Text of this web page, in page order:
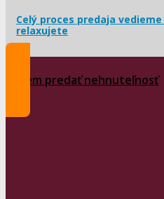
Celý proces predaja
relaxujete
Chcem predať nehnuteľnosť